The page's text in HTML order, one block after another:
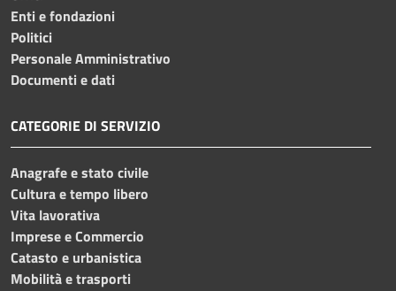
Enti e fondazioni
Politici
Personale Amministrativo
Documenti e dati
CATEGORIE DI SERVIZIO
Anagrafe e stato civile
Cultura e tempo libero
Vita lavorativa
Imprese e Commercio
Catasto e urbanistica
Mobilità e trasporti